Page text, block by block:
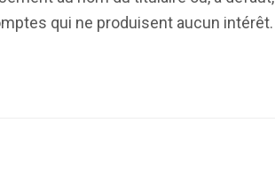
qui ne produisent aucun intérêt.